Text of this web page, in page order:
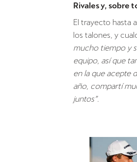
Rivales y, sobre
El trayecto hasta
los talones, y
mucho tiempo y
equipo, así que
en la que acepte
año, compartí
juntos”.